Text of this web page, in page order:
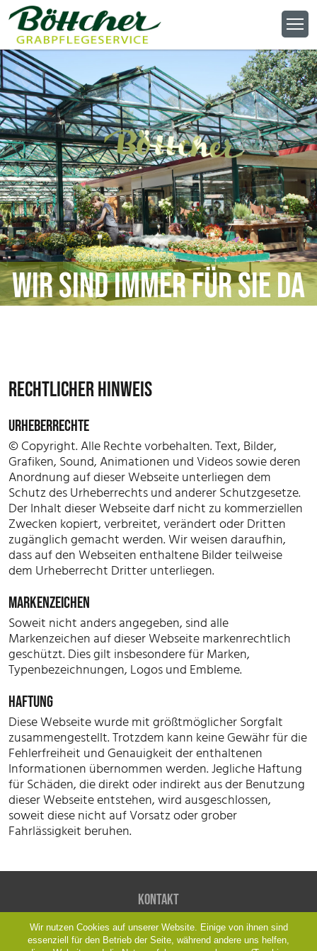
Wir sind immer für Sie da
RECHTLICHER HINWEIS
URHEBERRECHTE
© Copyright. Alle Rechte vorbehalten. Text, Bilder,
Grafiken, Sound, Animationen und Videos sowie deren
Anordnung auf dieser Webseite unterliegen dem
Schutz des Urheberrechts und anderer Schutzgesetze.
Der Inhalt dieser Webseite darf nicht zu kommerziellen
Zwecken kopiert, verbreitet, verändert oder Dritten
zugänglich gemacht werden. Wir weisen daraufhin,
dass auf den Webseiten enthaltene Bilder teilweise
dem Urheberrecht Dritter unterliegen.
MARKENZEICHEN
Soweit nicht anders angegeben, sind alle
Markenzeichen auf dieser Webseite markenrechtlich
geschützt. Dies gilt insbesondere für Marken,
Typenbezeichnungen, Logos und Embleme.
HAFTUNG
Diese Webseite wurde mit größtmöglicher Sorgfalt
zusammengestellt. Trotzdem kann keine Gewähr für die
Fehlerfreiheit und Genauigkeit der enthaltenen
Informationen übernommen werden. Jegliche Haftung
für Schäden, die direkt oder indirekt aus der Benutzung
dieser Webseite entstehen, wird ausgeschlossen,
soweit diese nicht auf Vorsatz oder grober
Fahrlässigkeit beruhen.
Kontakt
Friedhofsgärtnerei Böttcher
Wir nutzen Cookies auf unserer Website. Einige von ihnen sind
essenziell für den Betrieb der Seite, während andere uns helfen,